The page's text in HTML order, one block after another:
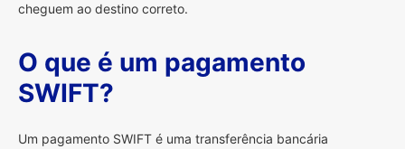
cheguem ao destino correto.
O que é um pagamento
SWIFT?
Um pagamento SWIFT é uma transferência bancária